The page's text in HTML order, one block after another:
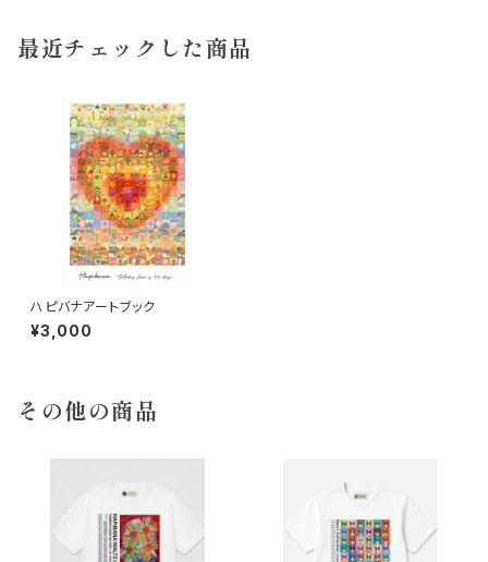
最近チェックした商品
ハピバナアートブック
¥3,000
その他の商品